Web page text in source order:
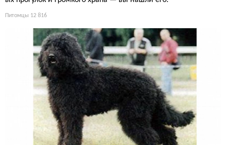
Питомцы 12 816